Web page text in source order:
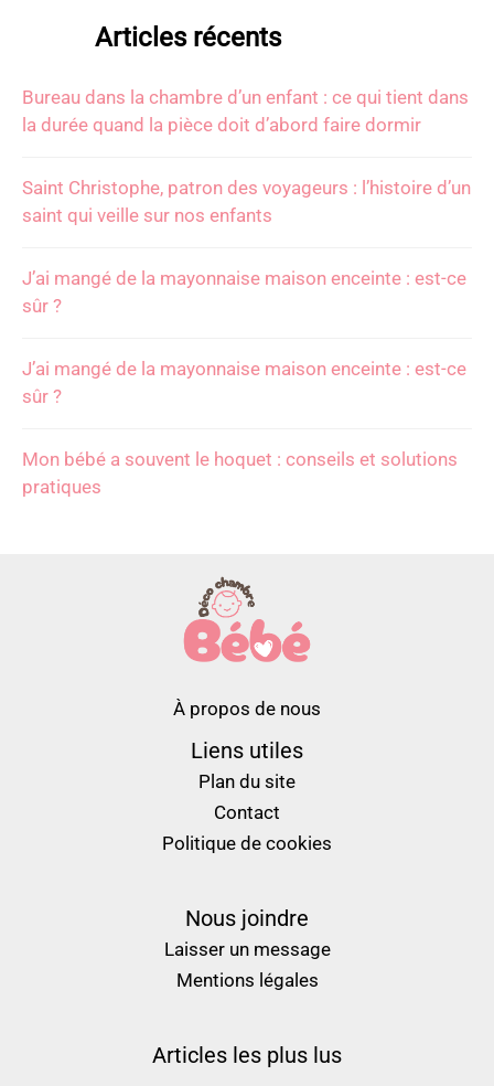
Articles récents
Bureau dans la chambre d’un enfant : ce qui tient dans
la durée quand la pièce doit d’abord faire dormir
Saint Christophe, patron des voyageurs : l’histoire d’un
saint qui veille sur nos enfants
J’ai mangé de la mayonnaise maison enceinte : est-ce
sûr ?
J’ai mangé de la mayonnaise maison enceinte : est-ce
sûr ?
Mon bébé a souvent le hoquet : conseils et solutions
pratiques
À propos de nous
Liens utiles
Plan du site
Contact
Politique de cookies
Nous joindre
Laisser un message
Mentions légales
Articles les plus lus